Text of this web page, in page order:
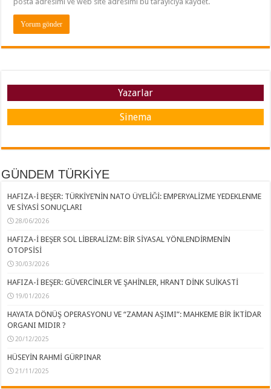
Yazarlar
Sinema
GÜNDEM TÜRKİYE
HAFIZA-İ BEŞER: TÜRKİYE’NİN NATO ÜYELİĞİ: EMPERYALİZME YEDEKLENME
VE SİYASİ SONUÇLARI
28/06/2026
HAFIZA-İ BEŞER SOL LİBERALİZM: BİR SİYASAL YÖNLENDİRMENİN
OTOPSİSİ
30/03/2026
HAFIZA-İ BEŞER: GÜVERCİNLER VE ŞAHİNLER, HRANT DİNK SUİKASTİ
19/01/2026
HAYATA DÖNÜŞ OPERASYONU VE “ZAMAN AŞIMI”: MAHKEME BİR İKTİDAR
ORGANI MIDIR ?
20/12/2025
HÜSEYİN RAHMİ GÜRPINAR
21/11/2025